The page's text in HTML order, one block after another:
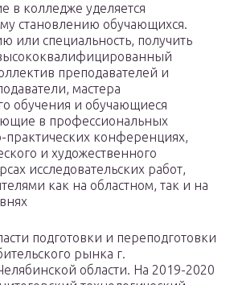
в колледже уделяется
становлению обучающихся.
или специальность, получить
преподавателей и
мастера
обучения и обучающиеся
в профессиональных
практических конференциях,
и художественного
исследовательских работ,
как на областном, так и на
подготовки и переподготовки
рынка г.
области. На 2019-2020